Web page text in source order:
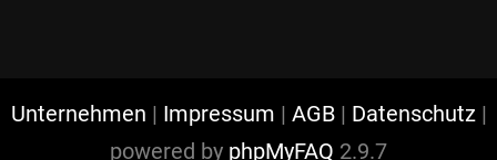
Unternehmen | Impressum | AGB | Datenschutz|
powered by phpMyFAQ 2.9.7